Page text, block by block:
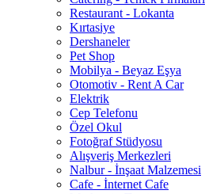
Restaurant - Lokanta
Kırtasiye
Dershaneler
Pet Shop
Mobilya - Beyaz Eşya
Otomotiv - Rent A Car
Elektrik
Cep Telefonu
Özel Okul
Fotoğraf Stüdyosu
Alışveriş Merkezleri
Nalbur - İnşaat Malzemesi
Cafe - İnternet Cafe